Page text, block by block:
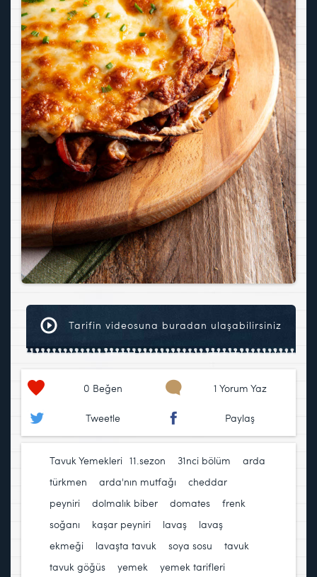
Tarifin videosuna buradan ulaşabilirsiniz
0 Beğen 1 Yorum Yaz
Tweetle Paylaş
Tavuk Yemekleri 11.sezon 31nci bölüm
arda
türkmen
arda'nın mutfağı
cheddar
peyniri
dolmalık biber domates
frenk
soğanı
kaşar peyniri lavaş
lavaş
ekmeği
lavaşta tavuk soya sosu tavuk
tavuk göğüs
yemek yemek tarifleri